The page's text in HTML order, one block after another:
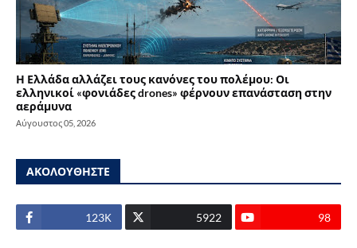
Η Ελλάδα αλλάζει τους κανόνες του πολέμου: Οι
ελληνικοί «φονιάδες drones» φέρνουν επανάσταση στην
αεράμυνα
Αύγουστος 05, 2026
ΑΚΟΛΟΥΘΗΣΤΕ
123Κ 5922 98